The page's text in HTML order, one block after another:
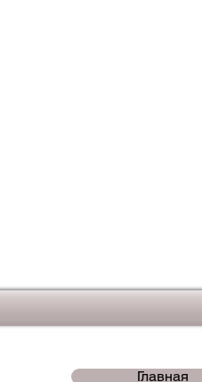
Главная